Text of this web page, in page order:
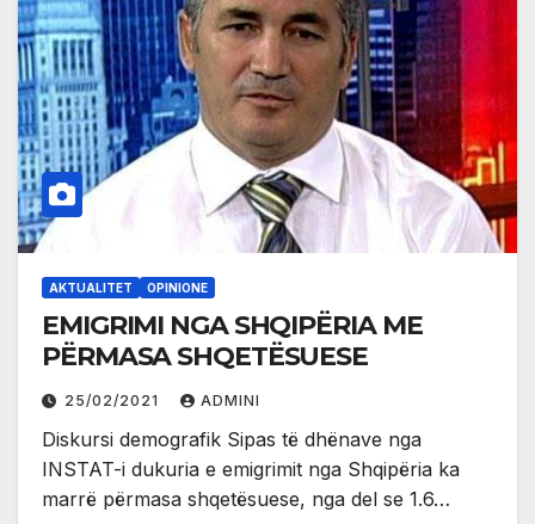
AKTUALITET OPINIONE
EMIGRIMI NGA SHQIPËRIA ME
PËRMASA SHQETËSUESE
25/02/2021 ADMINI
Diskursi demografik Sipas të dhënave nga
INSTAT-i dukuria e emigrimit nga Shqipëria ka
marrë përmasa shqetësuese, nga del se 1.6…